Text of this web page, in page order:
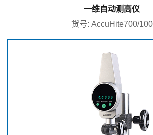
一维自动测高仪
货号: AccuHite700/100